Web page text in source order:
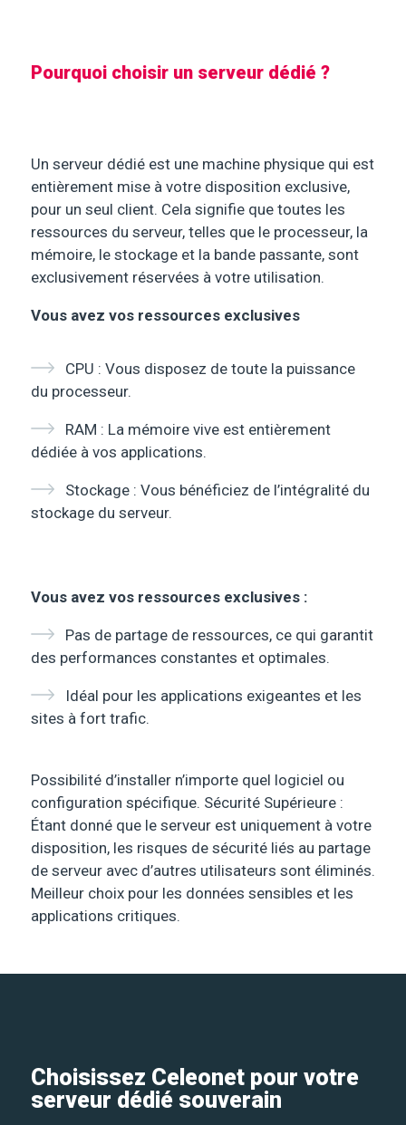
Pourquoi choisir un serveur dédié ?
Un serveur dédié est une machine physique qui est
entièrement mise à votre disposition exclusive,
pour un seul client. Cela signifie que toutes les
ressources du serveur, telles que le processeur, la
mémoire, le stockage et la bande passante, sont
exclusivement réservées à votre utilisation.
Vous avez vos ressources exclusives
CPU : Vous disposez de toute la puissance
du processeur.
RAM : La mémoire vive est entièrement
dédiée à vos applications.
Stockage : Vous bénéficiez de l’intégralité du
stockage du serveur.
Vous avez vos ressources exclusives :
Pas de partage de ressources, ce qui garantit
des performances constantes et optimales.
Idéal pour les applications exigeantes et les
sites à fort trafic.
Possibilité d’installer n’importe quel logiciel ou
configuration spécifique. Sécurité Supérieure :
Étant donné que le serveur est uniquement à votre
disposition, les risques de sécurité liés au partage
de serveur avec d’autres utilisateurs sont éliminés.
Meilleur choix pour les données sensibles et les
applications critiques.
Choisissez Celeonet pour votre
serveur dédié souverain